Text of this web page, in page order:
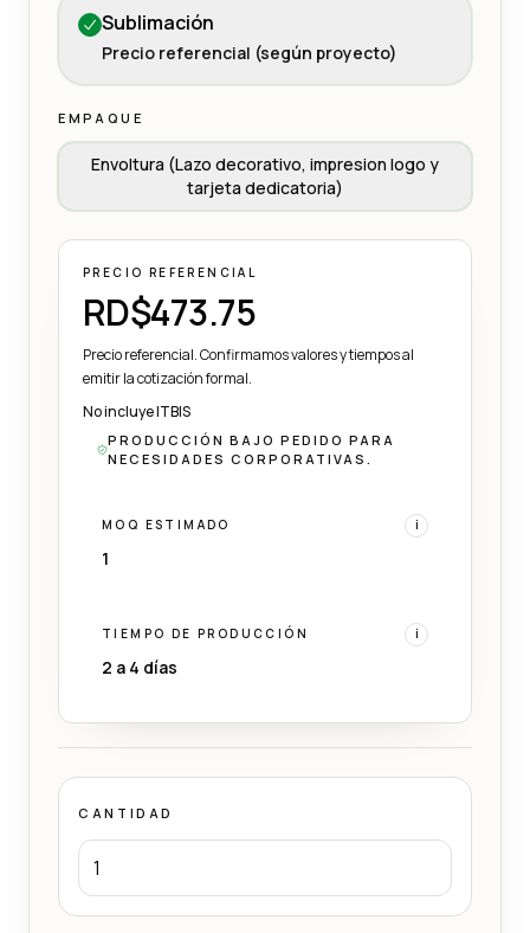
Sublimación
Precio referencial (según proyecto)
EMPAQUE
Envoltura (Lazo decorativo, impresion logo y
tarjeta dedicatoria)
PRECIO REFERENCIAL
RD$473.75
Precio referencial. Confirmamos valores y tiempos al
emitir la cotización formal.
No incluye ITBIS
PRODUCCIÓN BAJO PEDIDO PARA
NECESIDADES CORPORATIVAS.
MOQ ESTIMADO i
1
TIEMPO DE PRODUCCIÓN i
2 a 4 días
CANTIDAD